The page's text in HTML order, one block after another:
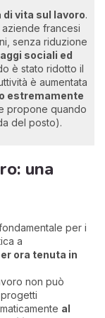
di vita sul lavoro.
francesi
senza riduzione
sociali ed
è stato ridotto il
è aumentata
estremamente
propone quando
del posto).
una
per i
a
ora tenuta in
non può
al